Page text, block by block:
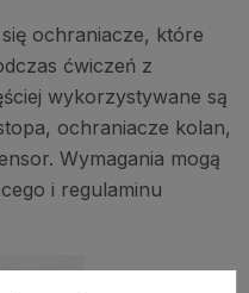
ochraniacze, które
ćwiczeń z
wykorzystywane są
ochraniacze kolan,
Wymagania mogą
i regulaminu